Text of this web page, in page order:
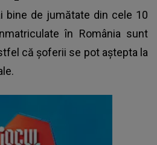
bine de jumătate din cele 10
în România sunt
că șoferii se pot aștepta la